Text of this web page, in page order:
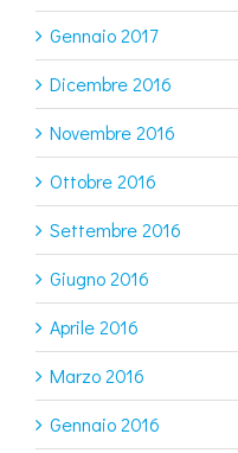
Gennaio 2017
Dicembre 2016
Novembre 2016
Ottobre 2016
Settembre 2016
Giugno 2016
Aprile 2016
Marzo 2016
Gennaio 2016